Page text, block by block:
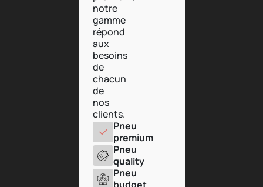
notre
gamme
répond
aux
besoins
de
chacun
de
nos
clients.
Pneu
premium
Pneu
quality
Pneu